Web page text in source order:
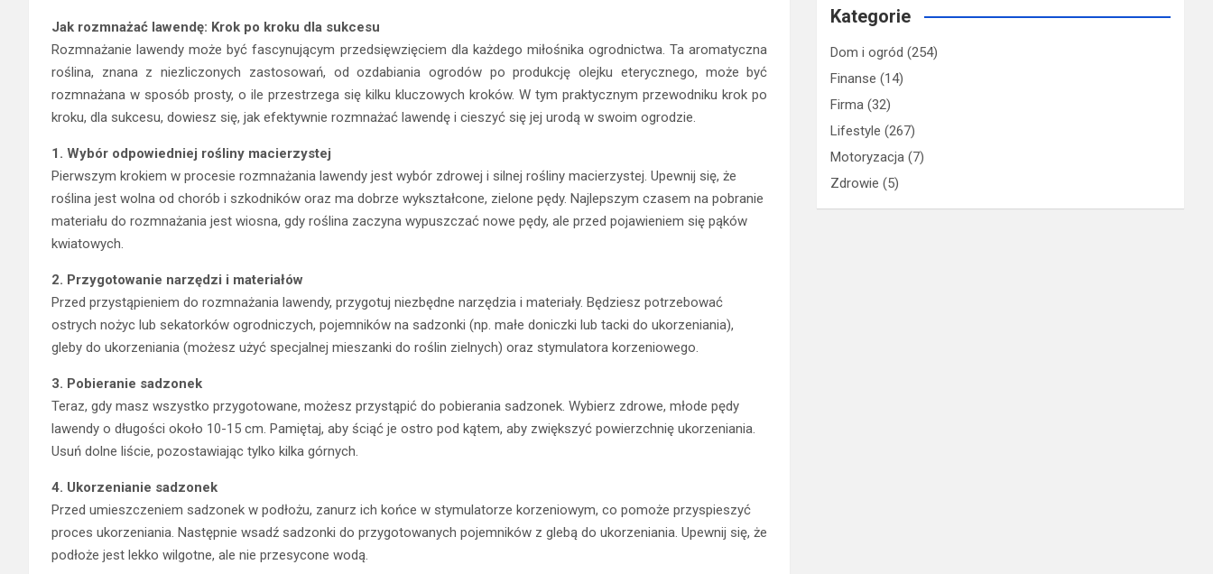
Jak rozmnażać lawendę: Krok po kroku dla sukcesu
Rozmnażanie lawendy może być fascynującym przedsięwzięciem dla każdego miłośnika ogrodnictwa. Ta aromatyczna
roślina, znana z niezliczonych zastosowań, od ozdabiania ogrodów po produkcję olejku eterycznego, może być
rozmnażana w sposób prosty, o ile przestrzega się kilku kluczowych kroków. W tym praktycznym przewodniku krok po
kroku, dla sukcesu, dowiesz się, jak efektywnie rozmnażać lawendę i cieszyć się jej urodą w swoim ogrodzie.
1. Wybór odpowiedniej rośliny macierzystej
Pierwszym krokiem w procesie rozmnażania lawendy jest wybór zdrowej i silnej rośliny macierzystej. Upewnij się, że
roślina jest wolna od chorób i szkodników oraz ma dobrze wykształcone, zielone pędy. Najlepszym czasem na pobranie
materiału do rozmnażania jest wiosna, gdy roślina zaczyna wypuszczać nowe pędy, ale przed pojawieniem się pąków
kwiatowych.
2. Przygotowanie narzędzi i materiałów
Przed przystąpieniem do rozmnażania lawendy, przygotuj niezbędne narzędzia i materiały. Będziesz potrzebować
ostrych nożyc lub sekatorków ogrodniczych, pojemników na sadzonki (np. małe doniczki lub tacki do ukorzeniania),
gleby do ukorzeniania (możesz użyć specjalnej mieszanki do roślin zielnych) oraz stymulatora korzeniowego.
3. Pobieranie sadzonek
Teraz, gdy masz wszystko przygotowane, możesz przystąpić do pobierania sadzonek. Wybierz zdrowe, młode pędy
lawendy o długości około 10-15 cm. Pamiętaj, aby ściąć je ostro pod kątem, aby zwiększyć powierzchnię ukorzeniania.
Usuń dolne liście, pozostawiając tylko kilka górnych.
4. Ukorzenianie sadzonek
Przed umieszczeniem sadzonek w podłożu, zanurz ich końce w stymulatorze korzeniowym, co pomoże przyspieszyć
proces ukorzeniania. Następnie wsadź sadzonki do przygotowanych pojemników z glebą do ukorzeniania. Upewnij się, że
podłoże jest lekko wilgotne, ale nie przesycone wodą.
Kategorie
Dom i ogród (254)
Finanse (14)
Firma (32)
Lifestyle (267)
Motoryzacja (7)
Zdrowie (5)